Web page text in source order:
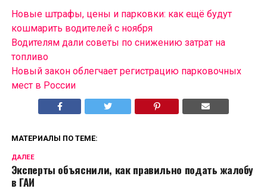
Новые штрафы, цены и парковки: как ещё будут
кошмарить водителей с ноября
Водителям дали советы по снижению затрат на
топливо
Новый закон облегчает регистрацию парковочных
мест в России
МАТЕРИАЛЫ ПО ТЕМЕ:
ДАЛЕЕ
Эксперты объяснили, как правильно подать жалобу
в ГАИ